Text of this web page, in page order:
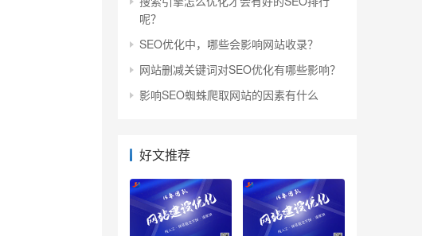
呢？
SEO优化中，哪些会影响网站收录？
网站删减关键词对SEO优化有哪些影响？
影响SEO蜘蛛爬取网站的因素有什么
好文推荐